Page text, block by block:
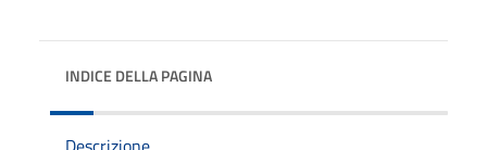
INDICE DELLA PAGINA